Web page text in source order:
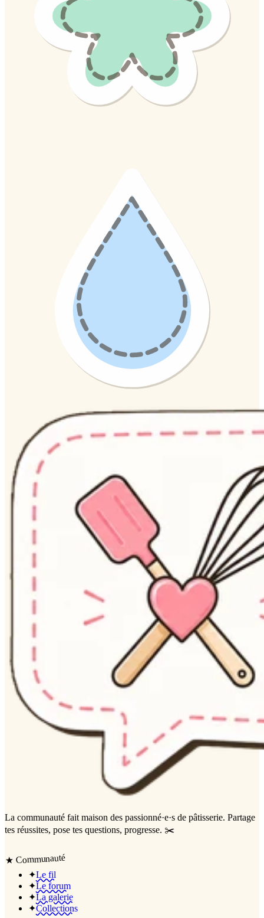
La communauté fait maison des passionné·e·s de pâtisserie. Partage
tes réussites, pose tes questions, progresse. ✂️
★ Communauté
✦Le fil
✦Le forum
✦La galerie
✦Collections